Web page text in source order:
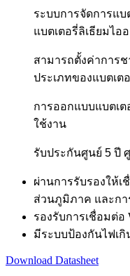
ระบบการจัดการแ
แบตเตอรี่ลิเธียมไอ
สามารถตั้งค่าการ
ประเภทของแบตเต
การออกแบบแบตเ
ใช้งาน
รับประกันศูนย์ 5 ปี
ผ่านการรับรองให้
ส่วนภูมิภาค และก
รองรับการเชื่อมต่อ
มีระบบป้องกันไฟเ
Download Datasheet